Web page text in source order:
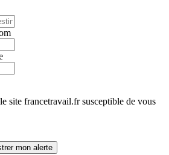
site francetravail.fr susceptible de vous
mon alerte